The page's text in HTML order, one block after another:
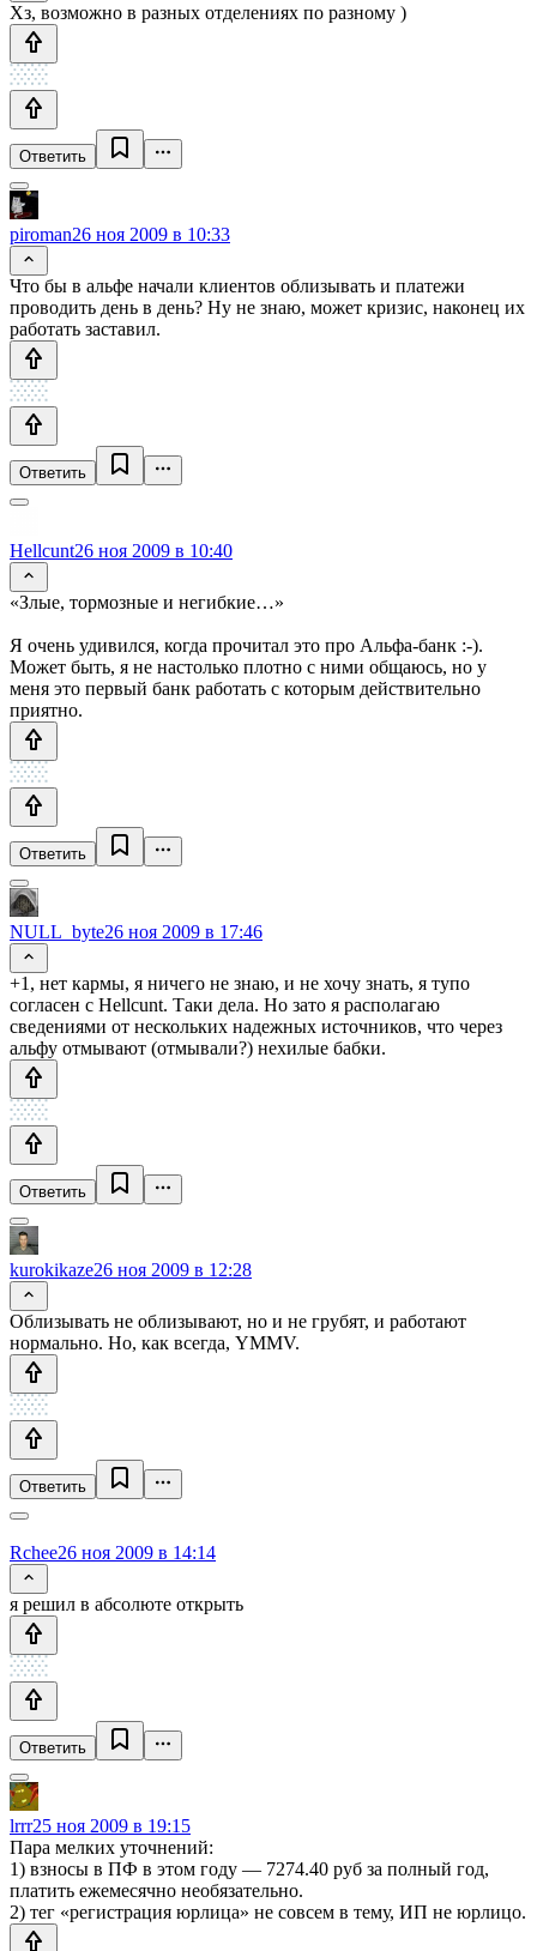
Хз, возможно в разных отделениях по разному )
Ответить
piroman26 ноя 2009 в 10:33
Что бы в альфе начали клиентов облизывать и платежи
проводить день в день? Ну не знаю, может кризис, наконец их
работать заставил.
Ответить
Hellcunt26 ноя 2009 в 10:40
«Злые, тормозные и негибкие…»
Я очень удивился, когда прочитал это про Альфа-банк :-).
Может быть, я не настолько плотно с ними общаюсь, но у
меня это первый банк работать с которым действительно
приятно.
Ответить
NULL_byte26 ноя 2009 в 17:46
+1, нет кармы, я ничего не знаю, и не хочу знать, я тупо
согласен с Hellcunt. Таки дела. Но зато я располагаю
сведениями от нескольких надежных источников, что через
альфу отмывают (отмывали?) нехилые бабки.
Ответить
kurokikaze26 ноя 2009 в 12:28
Облизывать не облизывают, но и не грубят, и работают
нормально. Но, как всегда, YMMV.
Ответить
Rchee26 ноя 2009 в 14:14
я решил в абсолюте открыть
Ответить
lrrr25 ноя 2009 в 19:15
Пара мелких уточнений:
1) взносы в ПФ в этом году — 7274.40 руб за полный год,
платить ежемесячно необязательно.
2) тег «регистрация юрлица» не совсем в тему, ИП не юрлицо.